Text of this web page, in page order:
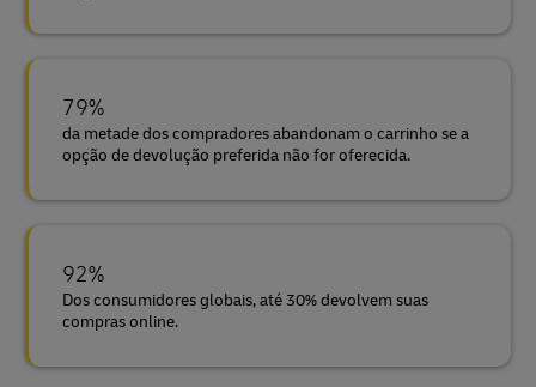
79%
da metade dos compradores abandonam o carrinho se a
opção de devolução preferida não for oferecida.
92%
Dos consumidores globais, até 30% devolvem suas
compras online.